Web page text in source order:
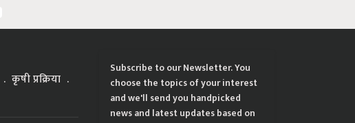
कृषी प्रक्रिया
Subscribe to our Newsletter. You
choose the topics of your interest
and we'll send you handpicked
news and latest updates based on